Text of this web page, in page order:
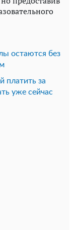
остаются без
платить за
уже сейчас